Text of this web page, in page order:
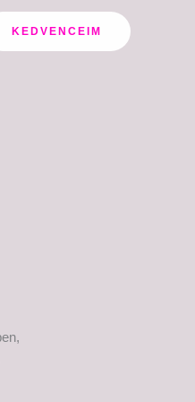
KEDVENCEIM